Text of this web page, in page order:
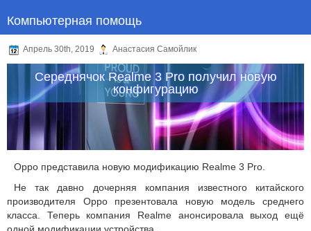
Компьютерная помощь
Апрель 30th, 2019 Анастасия Самойлик
Середнячок Realme 3 Pro получил новую
конфигурацию
Oppo представила новую модификацию Realme 3 Pro.
Не так давно дочерняя компания известного китайского
производителя Oppo презентовала новую модель среднего
класса. Теперь компания Realme анонсировала выход ещё